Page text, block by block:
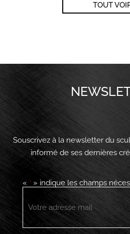
TOUT
Souscrivez à la newsletter du
informé de ses dernières
« *» indique les champs
E-